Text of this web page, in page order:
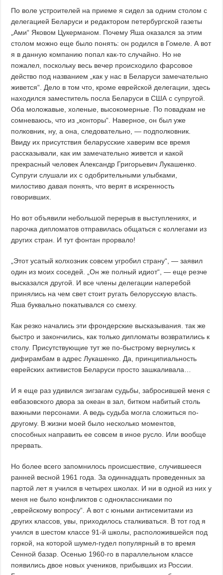
По воле устроителей на приеме я сидел за одним столом с
делегацией Беларуси и редактором петербургской газеты
„Ами“ Яковом Цукерманом. Почему Яша оказался за этим
столом можно еще было понять: он родился в Гомеле. А вот
я в данную компанию попал как-то случайно. Но не
пожалел, поскольку весь вечер происходило фарсовое
действо под названием „как у нас в Беларуси замечательно
живется“. Дело в том что, кроме еврейской делегации, здесь
находился заместитель посла Беларуси в США с супругой.
Оба моложавые, холеные, высокомерные. По повадкам не
сомневаюсь, что из „конторы“. Наверное, он был уже
полковник, ну, а она, следовательно, — подполковник.
Ввиду их присутствия беларусские хаверим все время
рассказывали, как им замечательно живется и какой
прекрасный человек Александр Григорьевич Лукашенко.
Супруги слушали их с одобрительными улыбками,
милостиво давая понять, что верят в искренность
говоривших.
Но вот объявили небольшой перерыв в выступлениях, и
парочка дипломатов отправилась общаться с коллегами из
других стран. И тут фонтан прорвало!
„Этот усатый колхозник совсем угробил страну“, — заявил
один из моих соседей. „Он же полный идиот“, — еще резче
высказался другой. И все члены делегации наперебой
принялись на чем свет стоит ругать белорусскую власть.
Яша буквально покатывался со смеху.
Как резко начались эти фрондерские высказывания. так же
быстро и закончились, как только дипломаты возвратились к
столу. Присутствующие тут же по-быстрому вернулись к
дифирамбам в адрес Лукашенко. Да, принципиальность
еврейских активистов Беларуси просто зашкаливала…
И я еще раз удивился зигзагам судьбы, забросившей меня с
евбазовского двора за океан в зал, битком набитый столь
важными персонами. А ведь судьба могла сложиться по-
другому. В жизни моей было несколько моментов,
способных направить ее совсем в иное русло. Или вообще
прервать.
Но более всего запомнилось происшествие, случившееся
ранней весной 1961 года. За одиннадцать проведенных за
партой лет я учился в четырех школах. И ни в одной из них у
меня не было конфликтов с одноклассниками по
„еврейскому вопросу“. А вот с юными антисемитами из
других классов, увы, приходилось сталкиваться. В тот год я
учился в шестом классе 91-й школы, расположившейся под
горкой, на которой шумел-гудел популярный в то время
Сенной базар. Осенью 1960-го в параллельном классе
появились двое новых учеников, прибывших из России.